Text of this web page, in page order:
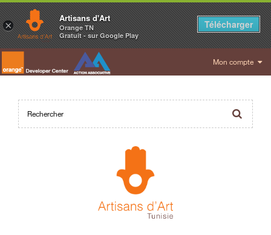
Mon compte
×
Artisans d'Art
Orange TN
Gratuit - sur Google Play
Télécharger